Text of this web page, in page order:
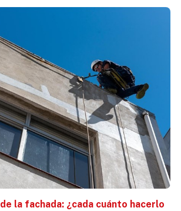
la fachada: ¿cada cuánto hacerlo